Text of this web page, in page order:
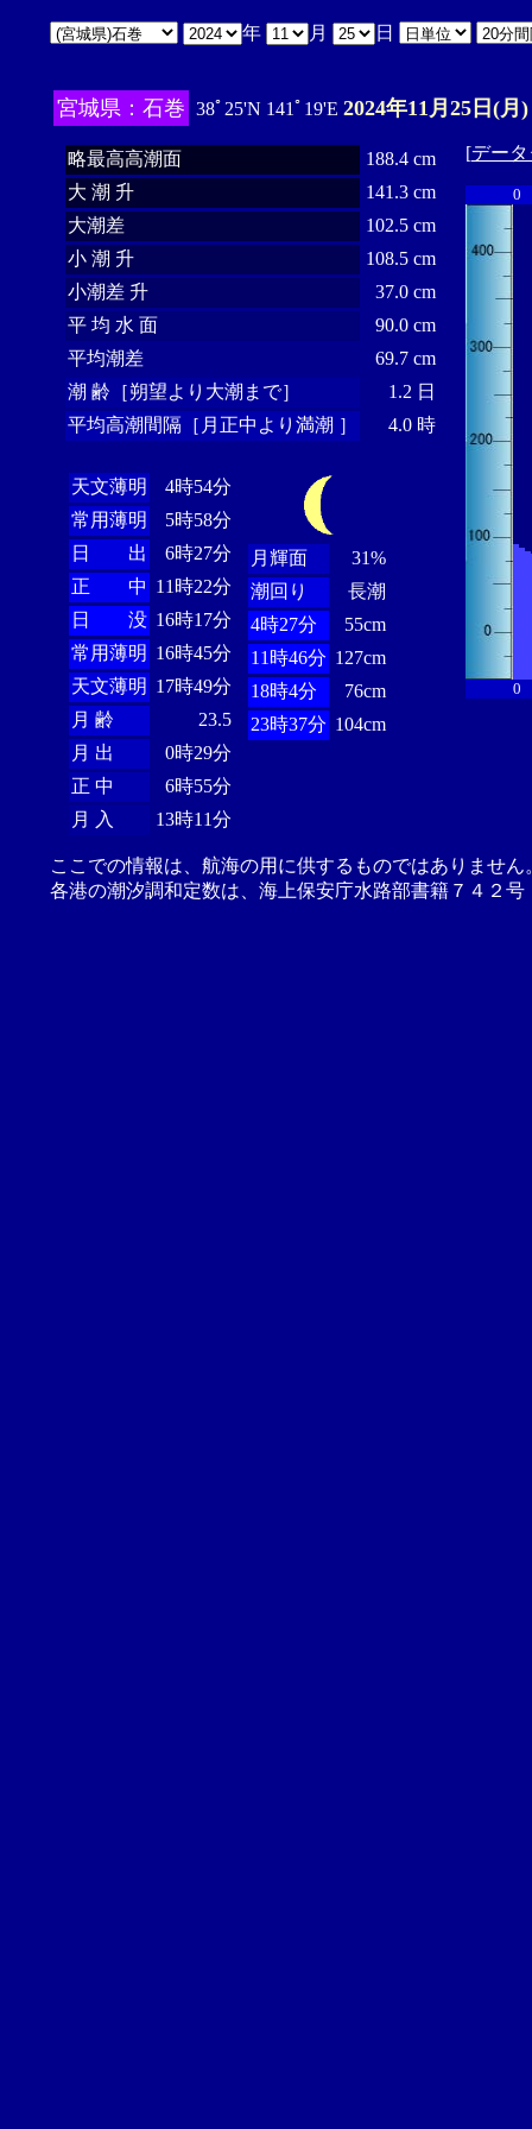
年 月 日
宮城県：石巻 38ﾟ25'N 141ﾟ19'E 2024年11月25日(月)
略最高高潮面
188.4 cm
大 潮 升
141.3 cm
大潮差
102.5 cm
小 潮 升
108.5 cm
小潮差 升
37.0 cm
平 均 水 面
90.0 cm
平均潮差
69.7 cm
潮 齢［朔望より大潮まで］
1.2 日
平均高潮間隔［月正中より満潮 ］
4.0 時
天文薄明
4時54分
常用薄明
5時58分
日 出
6時27分
正 中 11時22分
日 没 16時17分
常用薄明 16時45分
天文薄明 17時49分
月 齢
23.5
月 出
0時29分
正 中
6時55分
月 入
13時11分
月輝面
31%
潮回り
長潮
4時27分
55cm
11時46分 127cm
18時4分
76cm
23時37分 104cm
[デー
0
0
ここでの情報は、航海の用に供するものではありませ
各港の潮汐調和定数は、海上保安庁水路部書籍７４２